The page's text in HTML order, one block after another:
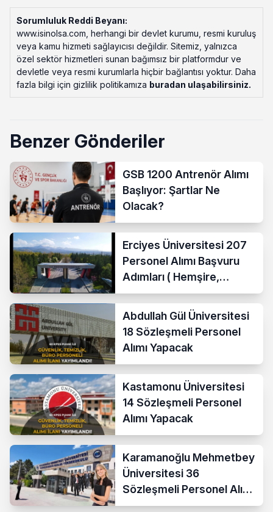
Sorumluluk Reddi Beyanı:
www.isinolsa.com, herhangi bir devlet kurumu, resmi kuruluş
veya kamu hizmeti sağlayıcısı değildir. Sitemiz, yalnızca
özel sektör hizmetleri sunan bağımsız bir platformdur ve
devletle veya resmi kurumlarla hiçbir bağlantısı yoktur. Daha
fazla bilgi için gizlilik politikamıza buradan ulaşabilirsiniz.
Benzer Gönderiler
GSB 1200 Antrenör Alımı
Başlıyor: Şartlar Ne
Olacak?
Erciyes Üniversitesi 207
Personel Alımı Başvuru
Adımları ( Hemşire,
Temizlik Personeli )
Abdullah Gül Üniversitesi
18 Sözleşmeli Personel
Alımı Yapacak
Kastamonu Üniversitesi
14 Sözleşmeli Personel
Alımı Yapacak
Karamanoğlu Mehmetbey
Üniversitesi 36
Sözleşmeli Personel Alımı
Yapacak